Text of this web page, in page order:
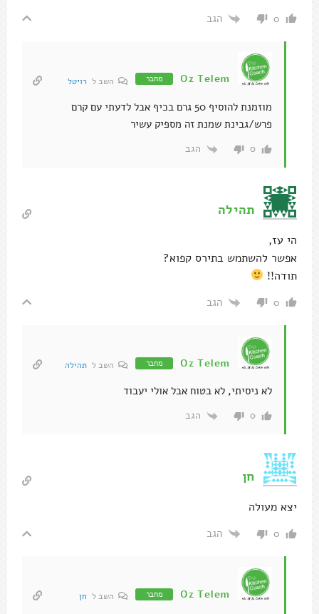
0 הגב
Oz Telem מחבר השב ל רויטל
מוזמנת להוסיף 50 גרם בכיף אבל לדעתי עם קרם
פרש/גבינת שמנת זה מספיק עשיר
0 הגב
תהילה
הי עז,
אפשר להשתמש בתירס קפוא?
תודה!!
0 הגב
Oz Telem מחבר השב ל תהילה
לא ניסיתי, לא בטוח אבל אולי יעבוד
0 הגב
חן
יצא מעולה
0 הגב
Oz Telem מחבר השב ל חן